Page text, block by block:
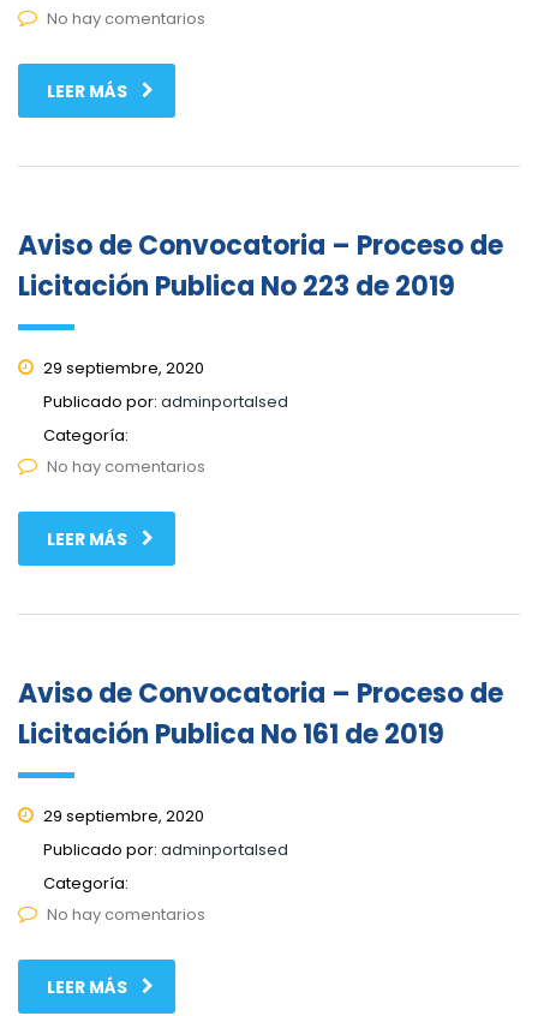
No hay comentarios
LEER MÁS
Aviso de Convocatoria – Proceso de
Licitación Publica No 223 de 2019
29 septiembre, 2020
Publicado por: adminportalsed
Categoría:
No hay comentarios
LEER MÁS
Aviso de Convocatoria – Proceso de
Licitación Publica No 161 de 2019
29 septiembre, 2020
Publicado por: adminportalsed
Categoría:
No hay comentarios
LEER MÁS